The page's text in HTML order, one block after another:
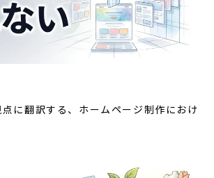
に翻訳する、ホームページ制作におけ